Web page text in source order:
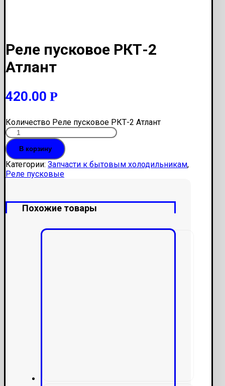
Реле пусковое РКТ-2
Атлант
420.00 Р
Количество Реле пусковое РКТ-2 Атлант
В корзину
Категории: Запчасти к бытовым холодильникам,
Реле пусковые
Похожие товары